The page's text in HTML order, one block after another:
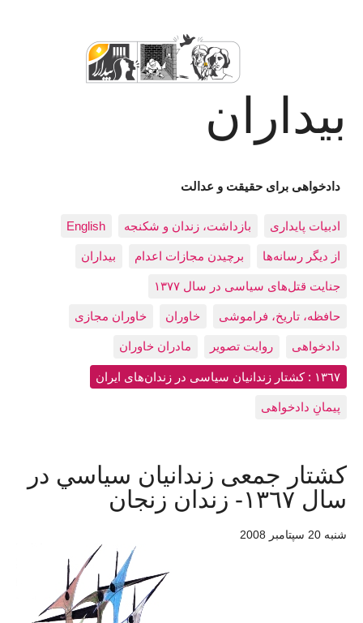
بیداران
دادخواهی برای حقیقت و عدالت
ادبيات پايداری بازداشت، زندان و شکنجه English
از دیگر رسانه‌ها برچیدن مجازات اعدام بيداران
جنایت قتل‌های سیاسی در سال ۱۳۷۷
حافظه، تاريخ، فراموشی خاوران خاوران مجازی
دادخواهی روایت تصویر مادران خاوران
١٣٦٧ : کشتار زندانيان سياسی در زندان‌های ایران
پیمانِ دادخواهی
کشتار جمعی زندانيان سياسي در
سال ١٣٦٧- زندان زنجان
شنبه 20 سپتامبر 2008